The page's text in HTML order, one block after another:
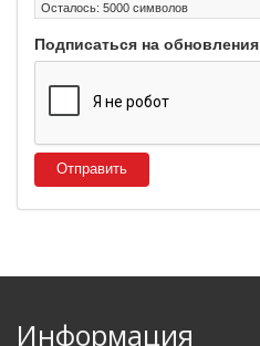
Осталось: 5000 символов
Подписаться на обновления
Отправить
Информация